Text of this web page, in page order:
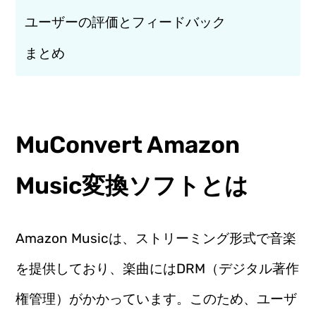
ユーザーの評価とフィードバック
まとめ
MuConvert Amazon
Music変換ソフトとは
Amazon Musicは、ストリーミング形式で音楽
を提供しており、楽曲にはDRM（デジタル著作
権管理）がかかっています。このため、ユーザ